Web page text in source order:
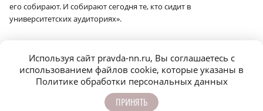
его собирают. И собирают сегодня те, кто сидит в
университетских аудиториях».
АКТУАЛЬНАЯ ТЕМА
ЕленаМозгунова
доцент Нижегородского института управления
Используя сайт pravda-nn.ru, Вы соглашаетесь с
использованием файлов cookie, которые указаны в
Политике обработки персональных данных
ПРИНЯТЬ